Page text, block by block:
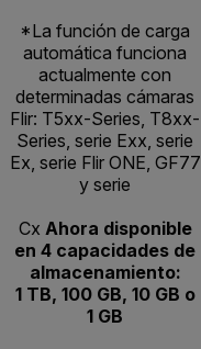
*La función de carga
automática funciona
actualmente con
determinadas cámaras
Flir: T5xx-Series, T8xx-
Series, serie Exx, serie
Ex, serie Flir ONE, GF77
y serie
Cx Ahora disponible
en 4 capacidades de
almacenamiento:
1 TB, 100 GB, 10 GB o
1 GB